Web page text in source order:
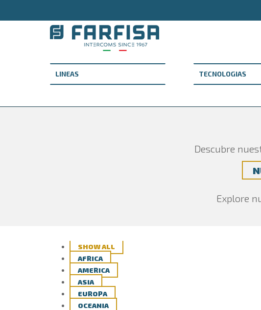
Descubre
Explore
SHOW ALL
AFRICA
AMERICA
ASIA
EUROPA
OCEANIA